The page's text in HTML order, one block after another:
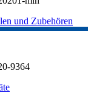
und Zubehören